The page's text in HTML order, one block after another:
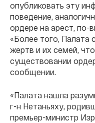
опубликовать эту
поведение,
ордере на арест, по-
«Более того, Палата
жертв и их семей,
существовании
сообщении.
«Палата нашла
г-н Нетаньяху,
премьер-министр